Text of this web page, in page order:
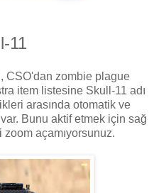
11
CSO'dan zombie plague
item listesine Skull-11 adı
arasında otomatik ve
Bunu aktif etmek için sağ
açamıyorsunuz.